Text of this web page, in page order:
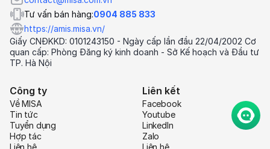
Tư vấn bán hàng:0904 885 833
https://amis.misa.vn/
Giấy CNĐKKD: 0101243150 - Ngày cấp lần đầu 22/04/2002 Cơ
quan cấp: Phòng Đăng ký kinh doanh - Sở Kế hoạch và Đầu tư
TP. Hà Nội
Công ty
Về MISA
Tin tức
Tuyển dụng
Hợp tác
Liên hệ
Liên kết
Facebook
Youtube
LinkedIn
Zalo
Liên hệ